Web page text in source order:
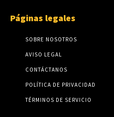
Páginas legales
SOBRE NOSOTROS
AVISO LEGAL
CONTÁCTANOS
POLÍTICA DE PRIVACIDAD
TÉRMINOS DE SERVICIO